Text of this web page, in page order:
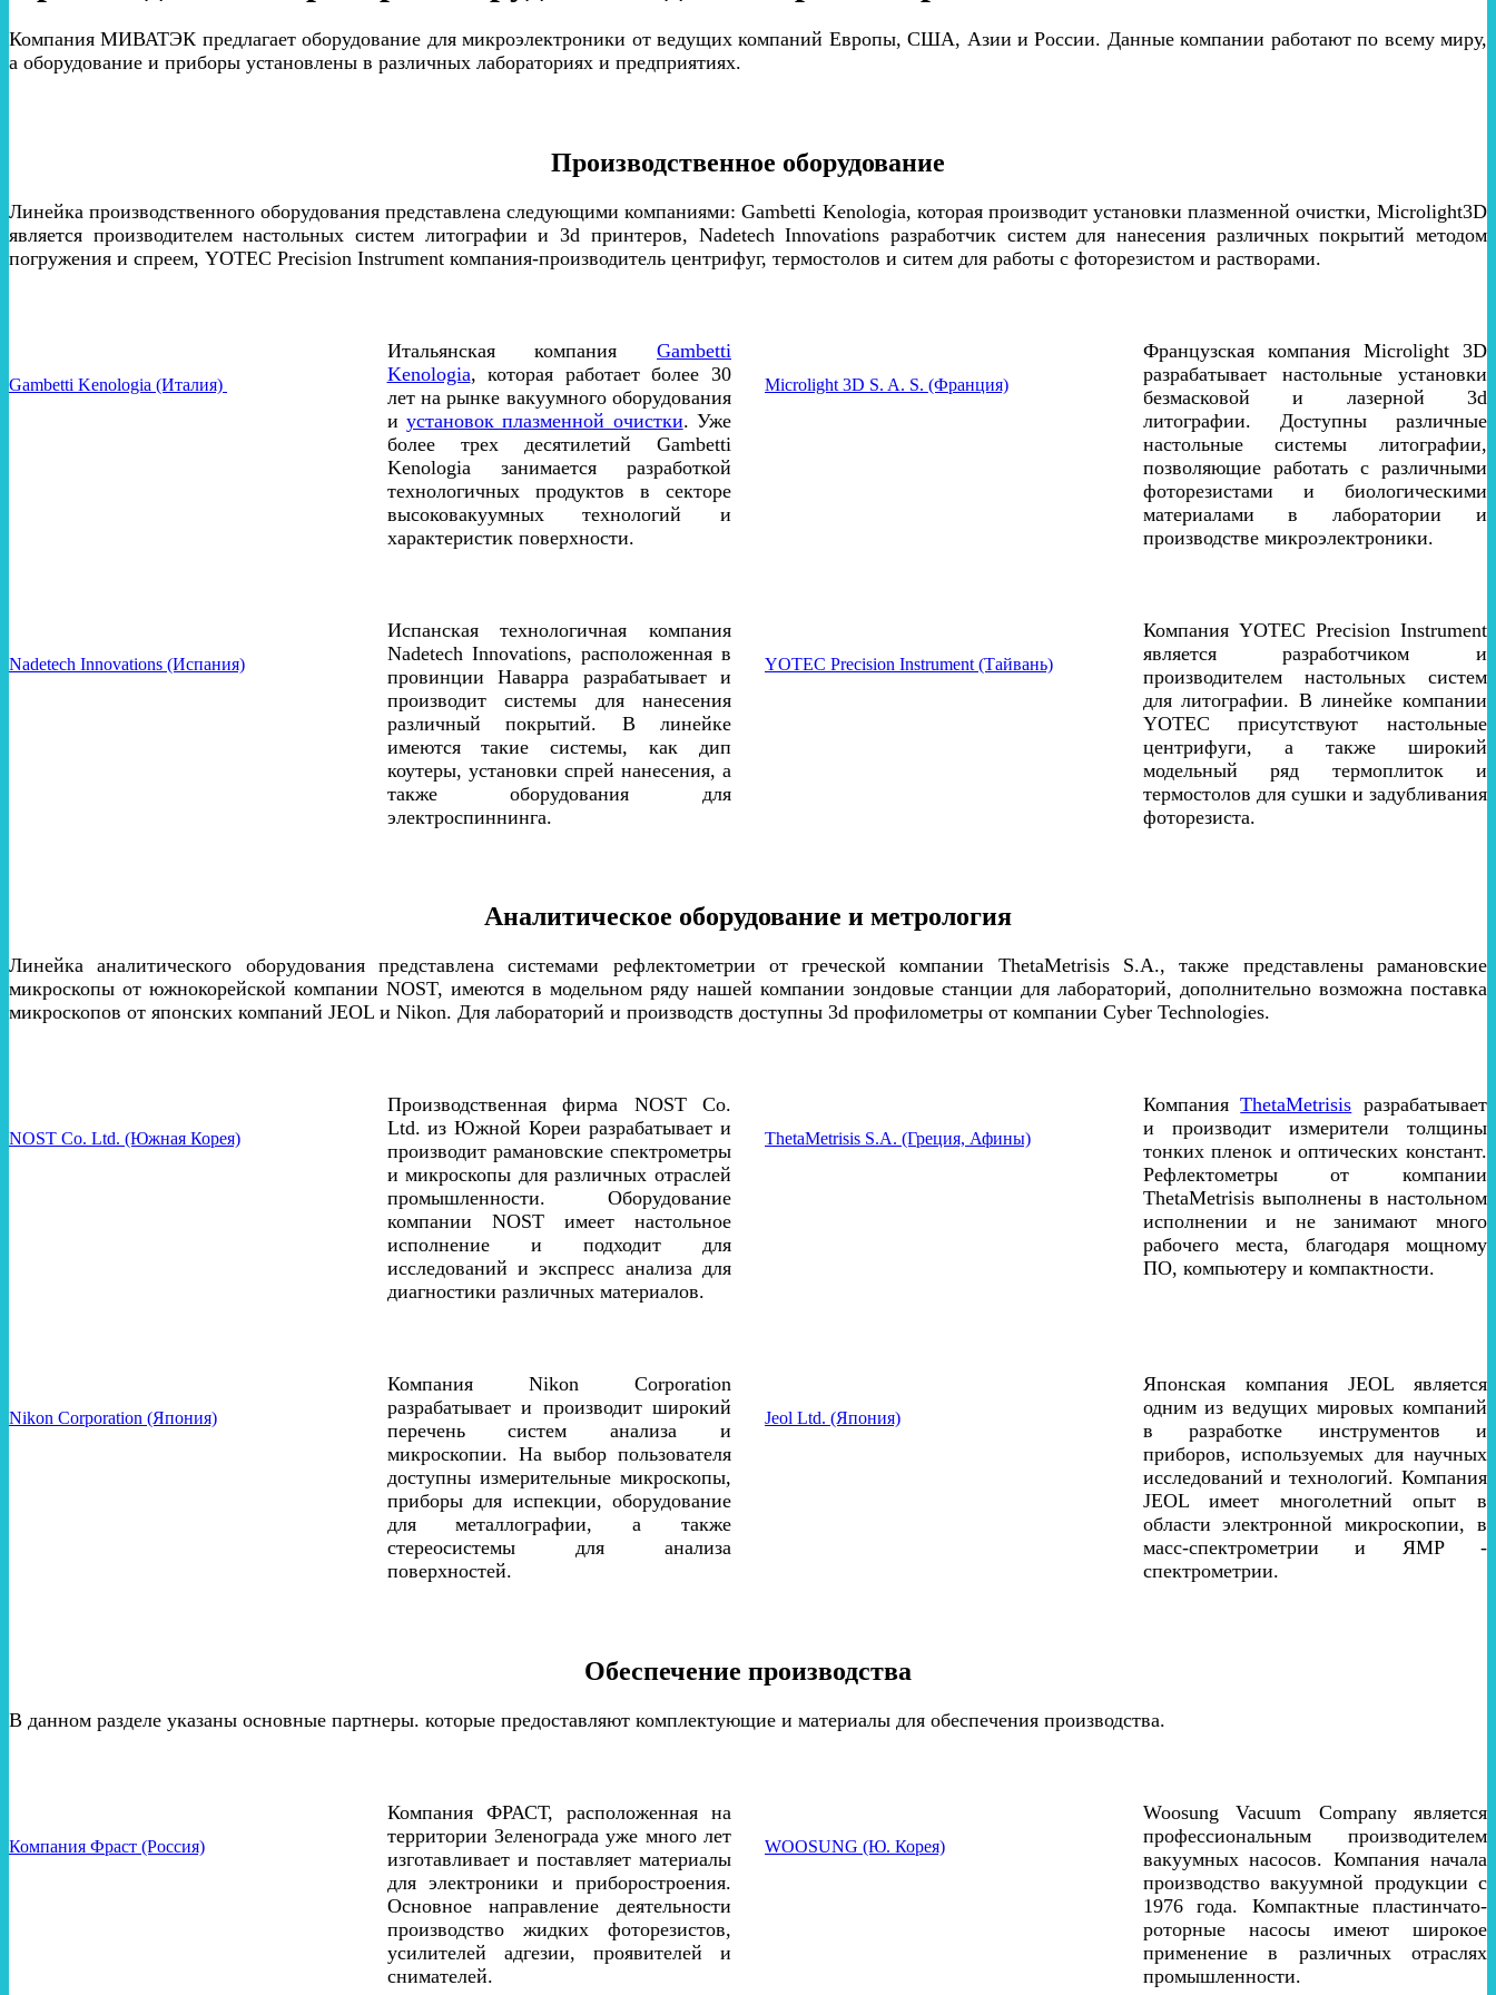
Компания МИВАТЭК предлагает оборудование для микроэлектроники от ведущих компаний Европы, США, Азии и России. Данные компании работают по всему миру,
а оборудование и приборы установлены в различных лабораториях и предприятиях.
Производственное оборудование
Линейка производственного оборудования представлена следующими компаниями: Gambetti Kenologia, которая производит установки плазменной очистки, Microlight3D
является производителем настольных систем литографии и 3d принтеров, Nadetech Innovations разработчик систем для нанесения различных покрытий методом
погружения и спреем, YOTEC Precision Instrument компания-производитель центрифуг, термостолов и ситем для работы с фоторезистом и растворами.
Gambetti Kenologia (Италия)
Итальянская компания Gambetti
Kenologia, которая работает более 30
лет на рынке вакуумного оборудования
и установок плазменной очистки. Уже
более трех десятилетий Gambetti
Kenologia занимается разработкой
технологичных продуктов в секторе
высоковакуумных технологий и
характеристик поверхности.
Microlight 3D S. A. S. (Франция)
Французская компания Microlight 3D
разрабатывает настольные установки
безмасковой и лазерной 3d
литографии. Доступны различные
настольные системы литографии,
позволяющие работать с различными
фоторезистами и биологическими
материалами в лаборатории и
производстве микроэлектроники.
Nadetech Innovations (Испания)
Испанская технологичная компания
Nadetech Innovations, расположенная в
провинции Наварра разрабатывает и
производит системы для нанесения
различный покрытий. В линейке
имеются такие системы, как дип
коутеры, установки спрей нанесения, а
также оборудования для
электроспиннинга.
YOTEC Precision Instrument (Тайвань)
Компания YOTEC Precision Instrument
является разработчиком и
производителем настольных систем
для литографии. В линейке компании
YOTEC присутствуют настольные
центрифуги, а также широкий
модельный ряд термоплиток и
термостолов для сушки и задубливания
фоторезиста.
Аналитическое оборудование и метрология
Линейка аналитического оборудования представлена системами рефлектометрии от греческой компании ThetaMetrisis S.A., также представлены рамановские
микроскопы от южнокорейской компании NOST, имеются в модельном ряду нашей компании зондовые станции для лабораторий, дополнительно возможна поставка
микроскопов от японских компаний JEOL и Nikon. Для лабораторий и производств доступны 3d профилометры от компании Cyber Technologies.
NOST Co. Ltd. (Южная Корея)
Производственная фирма NOST Co.
Ltd. из Южной Кореи разрабатывает и
производит рамановские спектрометры
и микроскопы для различных отраслей
промышленности. Оборудование
компании NOST имеет настольное
исполнение и подходит для
исследований и экспресс анализа для
диагностики различных материалов.
ThetaMetrisis S.A. (Греция, Афины)
КомпанияThetaMetrisis разрабатывает
и производит измерители толщины
тонких пленок и оптических констант.
Рефлектометры от компании
ThetaMetrisis выполнены в настольном
исполнении и не занимают много
рабочего места, благодаря мощному
ПО, компьютеру и компактности.
Nikon Corporation (Япония)
Компания Nikon Corporation
разрабатывает и производит широкий
перечень систем анализа и
микроскопии. На выбор пользователя
доступны измерительные микроскопы,
приборы для испекции, оборудование
для металлографии, а также
стереосистемы для анализа
поверхностей.
Jeol Ltd. (Япония)
Японская компания JEOL является
одним из ведущих мировых компаний
в разработке инструментов и
приборов, используемых для научных
исследований и технологий. Компания
JEOL имеет многолетний опыт в
области электронной микроскопии, в
масс-спектрометрии и ЯМР -
спектрометрии.
Обеспечение производства
В данном разделе указаны основные партнеры. которые предоставляют комплектующие и материалы для обеспечения производства.
Компания Фраст (Россия)
Компания ФРАСТ, расположенная на
территории Зеленограда уже много лет
изготавливает и поставляет материалы
для электроники и приборостроения.
Основное направление деятельности
производство жидких фоторезистов,
усилителей адгезии, проявителей и
снимателей.
WOOSUNG (Ю. Корея)
Woosung Vacuum Company является
профессиональным производителем
вакуумных насосов. Компания начала
производство вакуумной продукции с
1976 года. Компактные пластинчато-
роторные насосы имеют широкое
применение в различных отраслях
промышленности.